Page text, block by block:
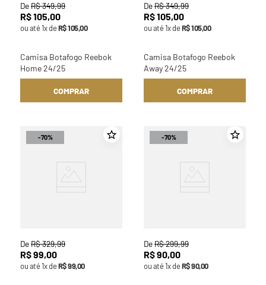
DeR$349,99
R$105,00
ou até1x deR$105,00
Camisa Botafogo Reebok
Home 24/25
COMPRAR
DeR$349,99
R$105,00
ou até1x deR$105,00
Camisa Botafogo Reebok
Away 24/25
COMPRAR
-70%
DeR$329,99
R$99,00
ou até1x deR$99,00
-70%
DeR$299,99
R$90,00
ou até1x deR$90,00